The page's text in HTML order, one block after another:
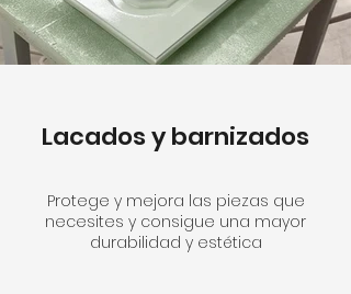
Lacados y barnizados
Protege y mejora las piezas que
necesites y consigue una mayor
durabilidad y estética